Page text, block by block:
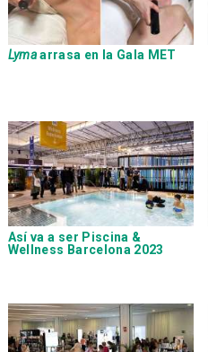
Lymaarrasa en la Gala MET
Así va a ser Piscina &
Wellness Barcelona 2023